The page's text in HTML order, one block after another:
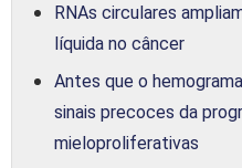
RNAs circulares
líquida no câncer
Antes que o
sinais precoces da
mieloproliferativas